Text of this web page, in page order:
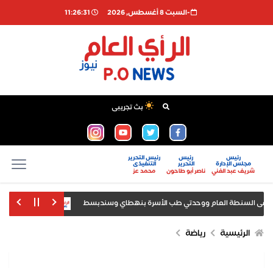
-السبت 8 أغسطس, 2026 11:26:32
بث تجريبى
رئيس
مجلس الإدارة
شريف عبد الغني
رئيس
التحرير
ناصر أبو طاحون
رئيس التحرير
التنفيذى
محمد عز
السنطة العام ووحدتي طب الأسرة بنهطاي وسندبسط وزير الشباب
الرئيسية رياضة